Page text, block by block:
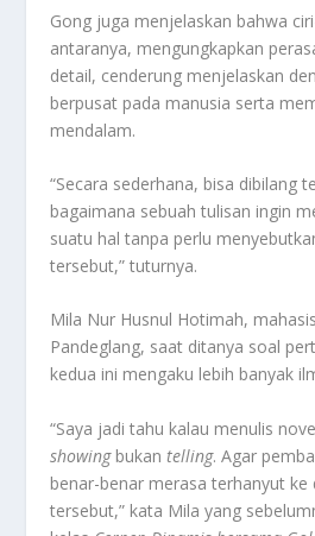
Gong juga menjelaskan bahwa
antaranya, mengungkapkan
detail, cenderung menjelaskan
berpusat pada manusia serta
mendalam.
“Secara sederhana, bisa dibilang
bagaimana sebuah tulisan ingin
suatu hal tanpa perlu
tersebut,” tuturnya.
Mila Nur Husnul Hotimah,
Pandeglang, saat ditanya soal
kedua ini mengaku lebih banyak
“Saya jadi tahu kalau menulis
showingbukantelling. Agar
benar-benar merasa terhanyut ke
tersebut,” kata Mila yang